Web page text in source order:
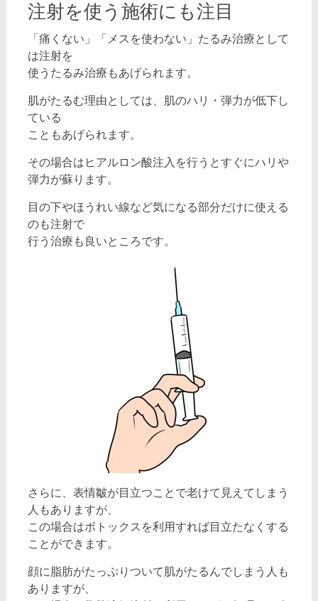
注射を使う施術にも注目
「痛くない」「メスを使わない」たるみ治療として
は注射を
使うたるみ治療もあげられます。
肌がたるむ理由としては、肌のハリ・弾力が低下し
ている
こともあげられます。
その場合はヒアルロン酸注入を行うとすぐにハリや
弾力が蘇ります。
目の下やほうれい線など気になる部分だけに使える
のも注射で
行う治療も良いところです。
さらに、表情皺が目立つことで老けて見えてしまう
人もありますが、
この場合はボトックスを利用すれば目立たなくする
ことができます。
顔に脂肪がたっぷりついて肌がたるんでしまう人も
ありますが、